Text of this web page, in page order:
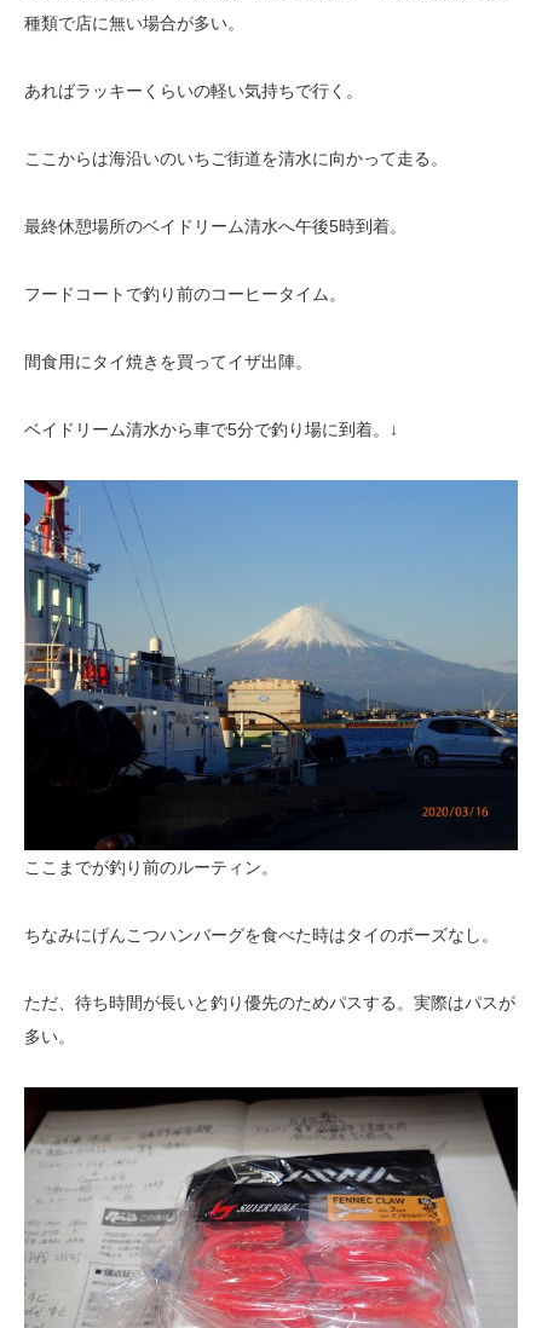
種類で店に無い場合が多い。
あればラッキーくらいの軽い気持ちで行く。
ここからは海沿いのいちご街道を清水に向かって走る。
最終休憩場所のベイドリーム清水へ午後5時到着。
フードコートで釣り前のコーヒータイム。
間食用にタイ焼きを買ってイザ出陣。
ベイドリーム清水から車で5分で釣り場に到着。↓
ここまでが釣り前のルーティン。
ちなみにげんこつハンバーグを食べた時はタイのボーズなし。
ただ、待ち時間が長いと釣り優先のためパスする。実際はパスが
多い。